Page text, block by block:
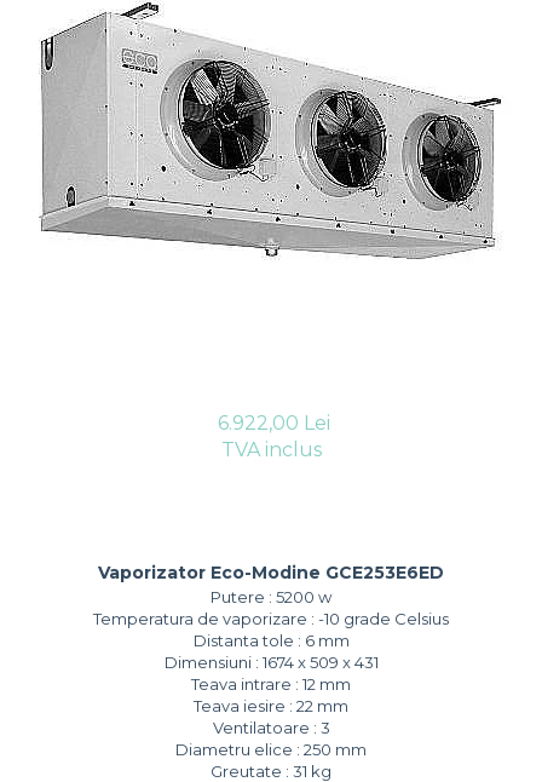
REZISTENTE SILICONICE
Uleiuri
Ventilatoare
Ventilatoare EbmPapst
Ventilatoare WEIGUANG
Ventilatoare turbina
VENTILATOARE AXIALE
Compresoare Cubigel R404a
Compresoare Jiaxipera
6.922,00 Lei
TVA inclus
Vaporizator Eco-Modine GCE253E6ED
Putere : 5200 w
Temperatura de vaporizare : -10 grade Celsius
Distanta tole : 6 mm
Dimensiuni : 1674 x 509 x 431
Teava intrare : 12 mm
Teava iesire : 22 mm
Ventilatoare : 3
Diametru elice : 250 mm
Greutate : 31 kg